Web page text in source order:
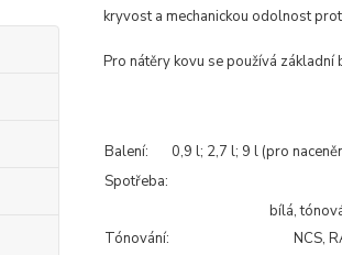
kryvost a mechanickou odolnost
Pro nátěry kovu se používá
Balení:
0,9 l; 2,7 l; 9 l (pro
Spotřeba:
Tónování:
bílá,
NCS,